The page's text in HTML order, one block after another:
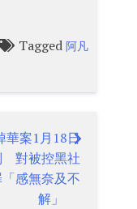
Tagged 阿凡
華案1月18日
對被控黑社
感無奈及不
解」